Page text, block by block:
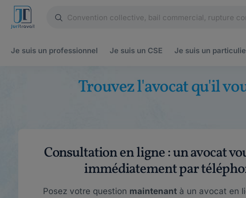
Je suis un professionnel Je suis un CSE Je suis un
Trouvez l'avocat qu'il
Consultation en ligne : un avocat
immédiatement par
Posez votre question maintenant à un avocat en